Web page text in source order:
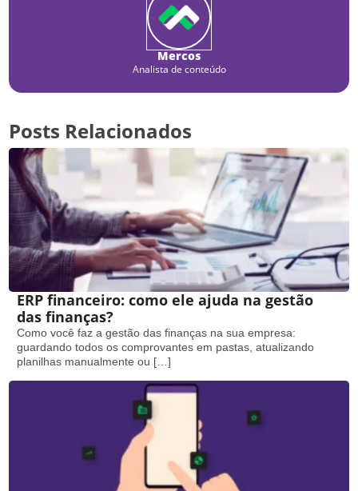
Mercos
Analista de conteúdo
Posts Relacionados
ERP financeiro: como ele ajuda na gestão
das finanças?
Como você faz a gestão das finanças na sua empresa:
guardando todos os comprovantes em pastas, atualizando
planilhas manualmente ou […]